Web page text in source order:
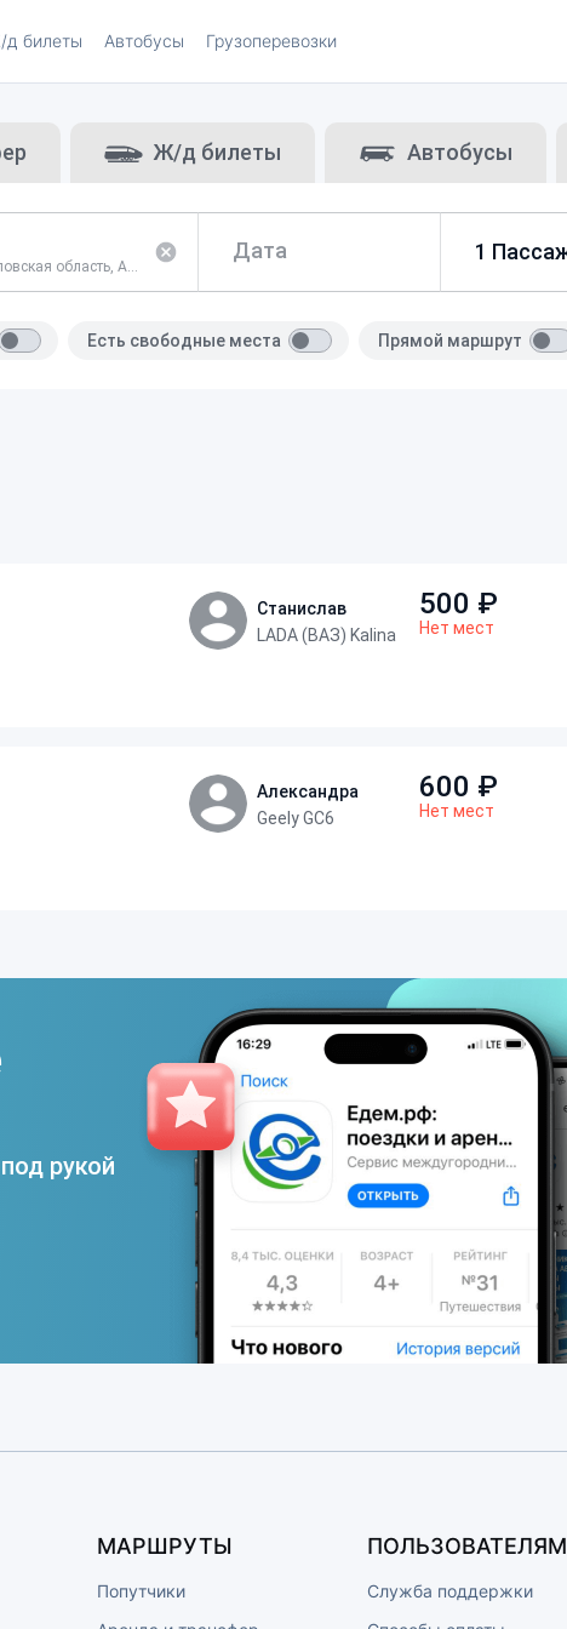
билеты Автобусы Грузоперевозки
Ж/д билеты Автобусы
Россия, Свердловская область, Артинский район
Дата
Есть свободные места Прямой маршрут
Станислав
LADA (ВАЗ) Kalina
500 ₽
Нет мест
Александра
Geely GC6
600 ₽
Нет мест
рукой
МАРШРУТЫ
Попутчики
ПОЛЬЗОВАТЕЛЯМ
Служба поддержки